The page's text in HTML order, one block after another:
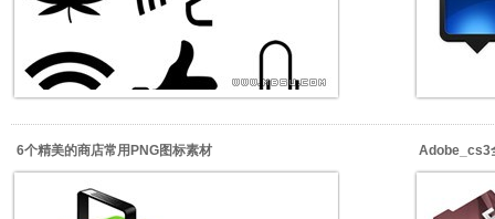
6个精美的商店常用PNG图标素材 Adobe_cs3